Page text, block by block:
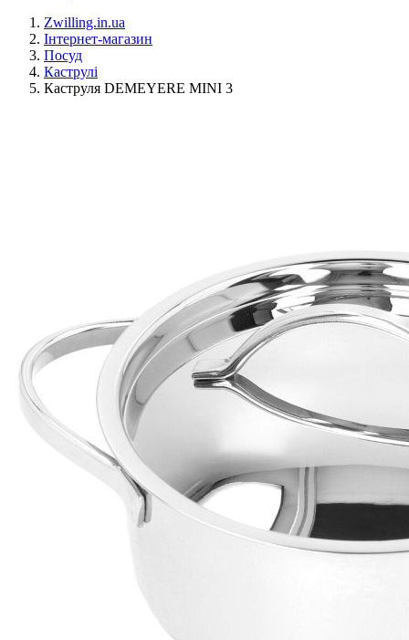
Zwilling.in.ua
Інтернет-магазин
Посуд
Каструлі
Каструля DEMEYERE MINI 3